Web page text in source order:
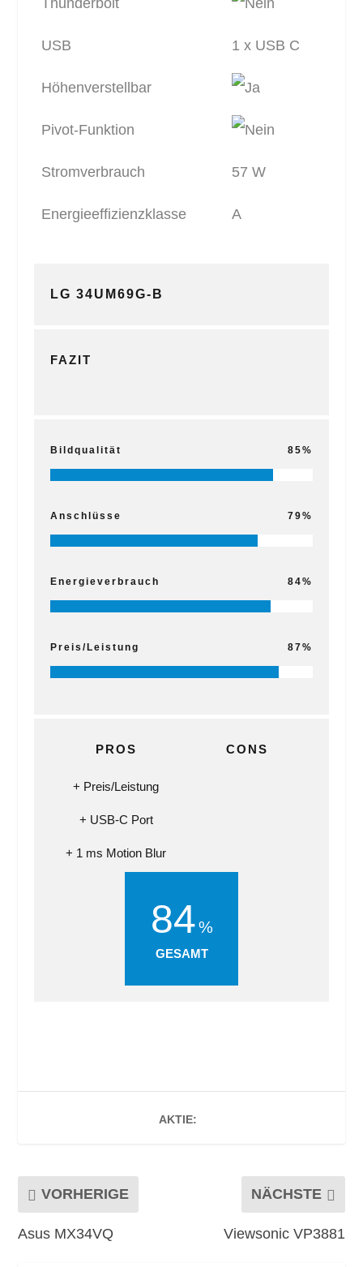
Thunderbolt
USB 1 x USB C
Höhenverstellbar
Pivot-Funktion
Stromverbrauch 57 W
Energieeffizienzklasse A
LG 34UM69G-B
FAZIT
Bildqualität 85
Anschlüsse 79
Energieverbrauch 84
Preis/Leistung 87
PROS
Preis/Leistung
USB-C Port
1 ms Motion Blur
CONS
84
GESAMT
AKTIE:
VORHERIGE
Asus MX34VQ
NÄCHSTE
Viewsonic VP3881